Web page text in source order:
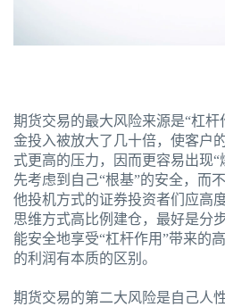
期货交易的最大风险来源是“杠
金投入被放大了几十倍，使客户
式更高的压力，因而更容易出现
先考虑到自己“根基”的安全，而
他投机方式的证券投资者们应高
思维方式高比例建仓，最好是分
能安全地享受“杠杆作用”带来的
的利润有本质的区别。
期货交易的第二大风险是自己人